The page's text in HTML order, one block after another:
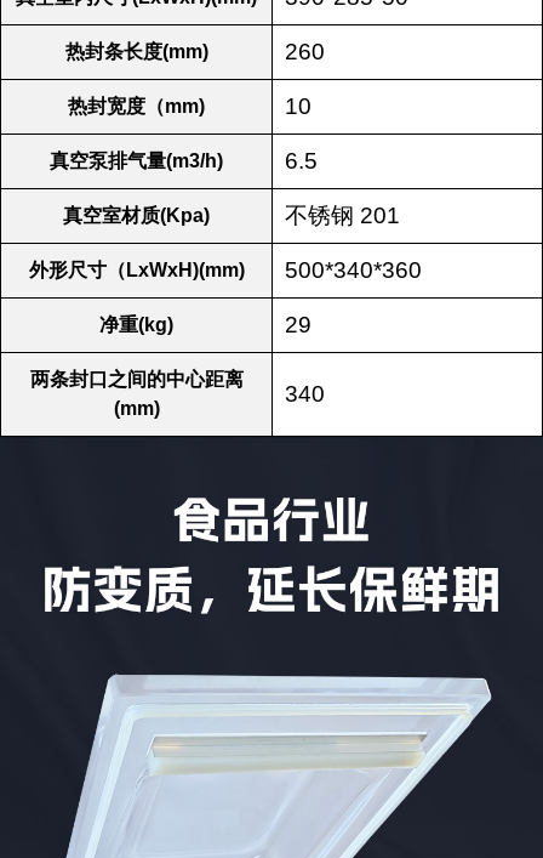
热封条长度(mm) 260
热封宽度（mm) 10
真空泵排气量(m3/h) 6.5
真空室材质(Kpa) 不锈钢 201
外形尺寸（LxWxH)(mm) 500*340*360
净重(kg) 29
两条封口之间的中心距离
(mm)
340